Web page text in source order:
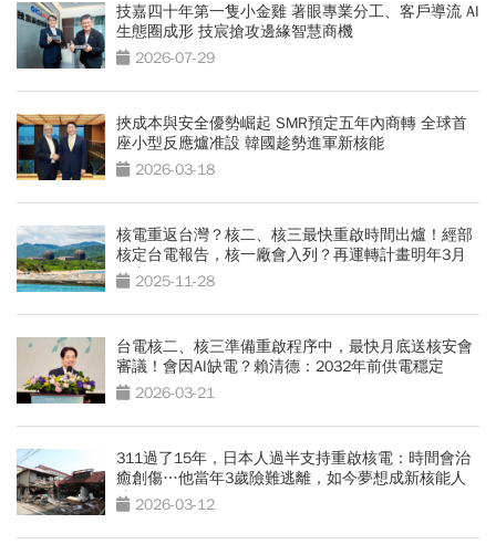
技嘉四十年第一隻小金雞 著眼專業分工、客戶導流 AI
生態圈成形 技宸搶攻邊緣智慧商機
2026-07-29
挾成本與安全優勢崛起 SMR預定五年內商轉 全球首
座小型反應爐准設 韓國趁勢進軍新核能
2026-03-18
核電重返台灣？核二、核三最快重啟時間出爐！經部
核定台電報告，核一廠會入列？再運轉計畫明年3月
提出2025-11-28
台電核二、核三準備重啟程序中，最快月底送核安會
審議！會因AI缺電？賴清德：2032年前供電穩定
2026-03-21
311過了15年，日本人過半支持重啟核電：時間會治
癒創傷…他當年3歲險難逃離，如今夢想成新核能人
才 2026-03-12